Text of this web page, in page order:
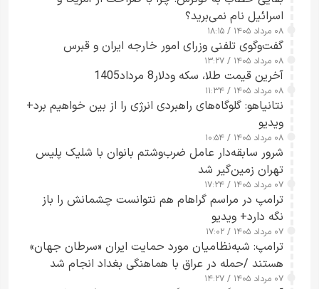
اسرائیل نام نمی‌برید؟
۰۸ مرداد ۱۴۰۵ / ۱۸:۱۵
گفت‌وگوی تلفنی وزرای امور خارجه ایران و قبرس
۰۸ مرداد ۱۴۰۵ / ۱۳:۲۷
آخرین قیمت طلا، سکه ودلار8 مرداد1405
۰۸ مرداد ۱۴۰۵ / ۱۱:۳۴
نتانیاهو: گلوگاه‌های راهبردی انرژی را از بین خواهیم برد+
ویدیو
۰۸ مرداد ۱۴۰۵ / ۱۰:۵۴
شرور سابقه‌دار عامل ضرب‌وشتم بانوان با شلیک پلیس
تهران زمین‌گیر شد
۰۷ مرداد ۱۴۰۵ / ۱۷:۲۴
ترامپ در مراسم گراهام هم نتوانست چشمانش را باز
نگه دارد+ ویدیو
۰۷ مرداد ۱۴۰۵ / ۱۷:۰۲
ترامپ: شبه‌نظامیان مورد حمایت ایران «سرطان جهان»
هستند /حمله در عراق با هماهنگی بغداد انجام شد
۰۷ مرداد ۱۴۰۵ / ۱۴:۲۷